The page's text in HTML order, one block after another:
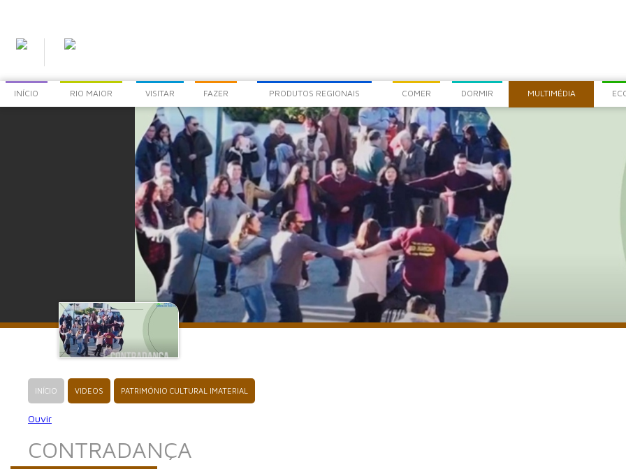
INÍCIO RIO MAIOR VISITAR FAZER PRODUTOS REGIONAIS COMER DORMIR MULTIMÉDIA
INÍCIO VIDEOS PATRIMÓNIO CULTURAL IMATERIAL
Ouvir
CONTRADANÇA